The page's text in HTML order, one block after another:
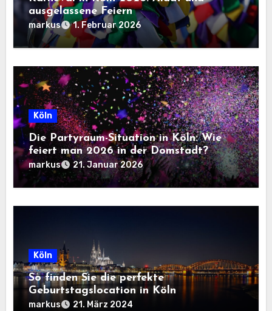
ausgelassene Feiern
markus 1. Februar 2026
Köln
Die Partyraum-Situation in Köln: Wie
feiert man 2026 in der Domstadt?
markus 21. Januar 2026
Köln
So finden Sie die perfekte
Geburtstagslocation in Köln
markus 21. März 2024